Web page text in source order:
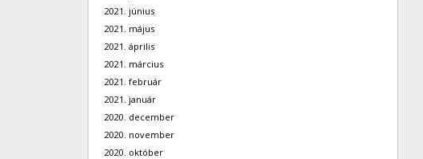
2021. június
2021. május
2021. április
2021. március
2021. február
2021. január
2020. december
2020. november
2020. október